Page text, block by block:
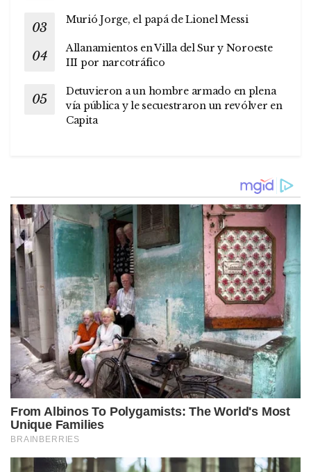
Murió Jorge, el papá de Lionel Messi
Allanamientos en Villa del Sur y Noroeste
III por narcotráfico
Detuvieron a un hombre armado en plena
vía pública y le secuestraron un revólver en
Capita